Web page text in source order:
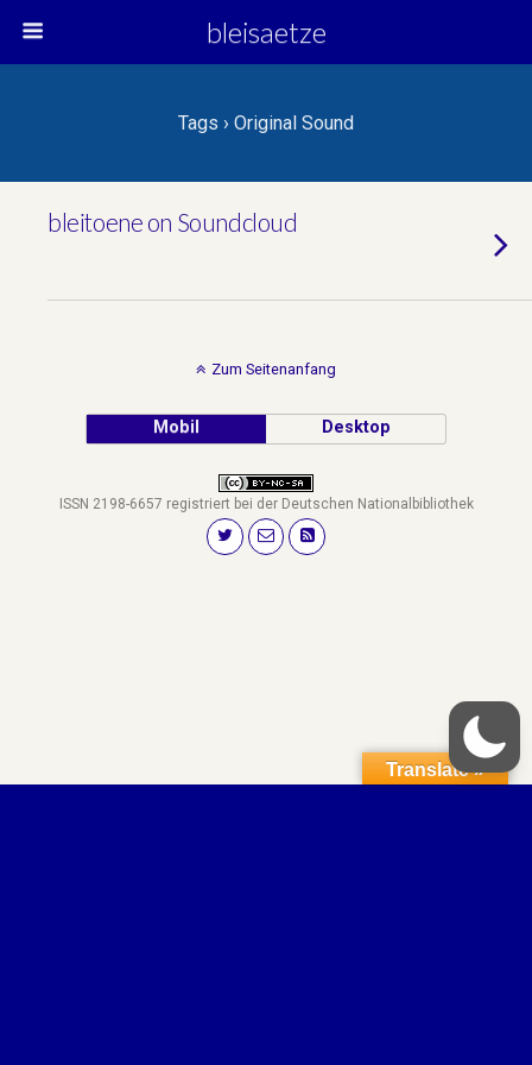
bleisaetze
Tags › Original Sound
bleitoene on Soundcloud
Zum Seitenanfang
Mobil Desktop
ISSN 2198-6657 registriert bei der Deutschen Nationalbibliothek
Translate »